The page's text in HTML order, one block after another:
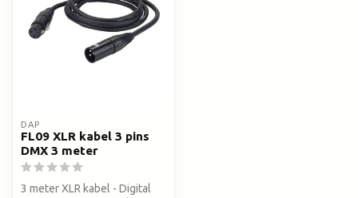
DAP
FL09 XLR kabel 3 pins
DMX 3 meter
3 meter XLR kabel - Digital